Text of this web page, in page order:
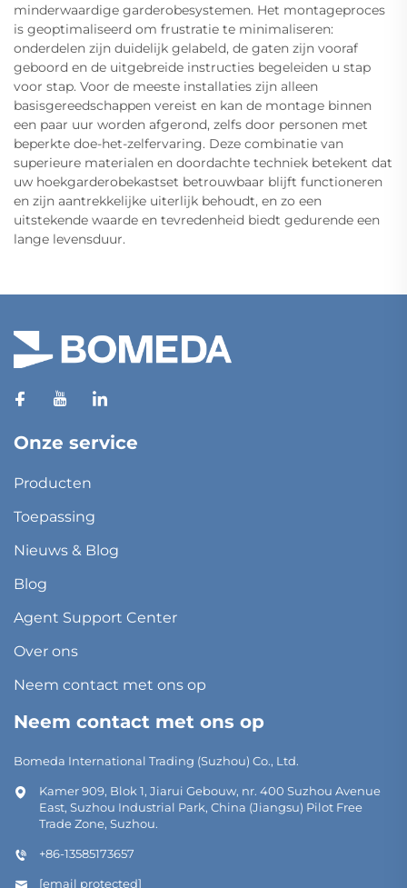
minderwaardige garderobesystemen. Het montageproces
is geoptimaliseerd om frustratie te minimaliseren:
onderdelen zijn duidelijk gelabeld, de gaten zijn vooraf
geboord en de uitgebreide instructies begeleiden u stap
voor stap. Voor de meeste installaties zijn alleen
basisgereedschappen vereist en kan de montage binnen
een paar uur worden afgerond, zelfs door personen met
beperkte doe-het-zelfervaring. Deze combinatie van
superieure materialen en doordachte techniek betekent dat
uw hoekgarderobekastset betrouwbaar blijft functioneren
en zijn aantrekkelijke uiterlijk behoudt, en zo een
uitstekende waarde en tevredenheid biedt gedurende een
lange levensduur.
Onze service
Producten
Toepassing
Nieuws & Blog
Blog
Agent Support Center
Over ons
Neem contact met ons op
Neem contact met ons op
Bomeda International Trading (Suzhou) Co., Ltd.
Kamer 909, Blok 1, Jiarui Gebouw, nr. 400 Suzhou Avenue
East, Suzhou Industrial Park, China (Jiangsu) Pilot Free
Trade Zone, Suzhou.
+86-13585173657
[email protected]